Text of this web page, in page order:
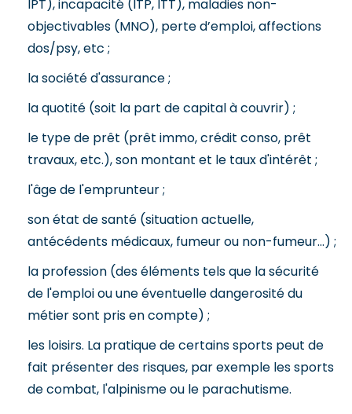
IPT), incapacité (ITP, ITT), maladies non-
objectivables (MNO), perte d’emploi, affections
dos/psy, etc ;
la société d'assurance ;
la quotité (soit la part de capital à couvrir) ;
le type de prêt (prêt immo, crédit conso, prêt
travaux, etc.), son montant et le taux d'intérêt ;
l'âge de l'emprunteur ;
son état de santé (situation actuelle,
antécédents médicaux, fumeur ou non-fumeur...) ;
la profession (des éléments tels que la sécurité
de l'emploi ou une éventuelle dangerosité du
métier sont pris en compte) ;
les loisirs. La pratique de certains sports peut de
fait présenter des risques, par exemple les sports
de combat, l'alpinisme ou le parachutisme.